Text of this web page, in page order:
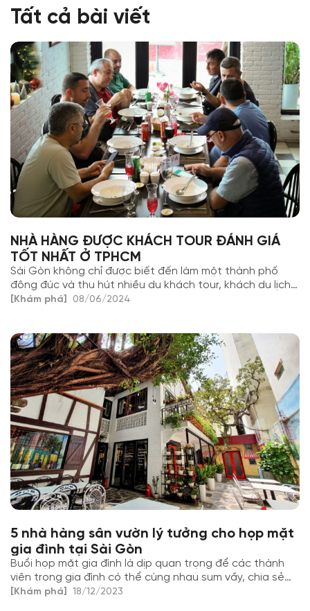
Tất cả bài viết
NHÀ HÀNG ĐƯỢC KHÁCH TOUR ĐÁNH GIÁ
TỐT NHẤT Ở TPHCM
Sài Gòn không chỉ được biết đến làm một thành phố
đông đúc và thu hút nhiều du khách tour, khách du lịch.
Chính vì vậy, việc lựa chọn cho mình một nhà hàng đáp
[Khám phá] 08/06/2024
5 nhà hàng sân vườn lý tưởng cho họp mặt
gia đình tại Sài Gòn
Buổi họp mặt gia đình là dịp quan trọng để các thành
viên trong gia đình có thể cùng nhau sum vầy, chia sẻ
những kỉ niệm và có thời gian tuyệt vời bên nhau. Và để
[Khám phá] 18/12/2023